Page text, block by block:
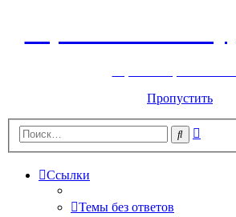
Пропустить
Поиск
Ссылки
Темы без ответов